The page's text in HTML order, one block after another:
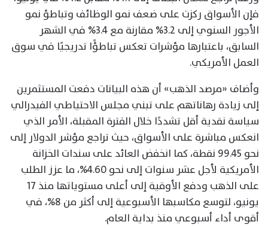
فإن الأسواق ركزت على ضعف نمو الوظائف وتباطؤ نمو
الأجور السنوي إلى 3.2% مقارنة مع 3.4% في الشهر
السابق، باعتبارها مؤشرات تعكس تباطؤًا تدريجيًا في سوق
العمل الأمريكي.
وأضاف «مرصد الذهب» أن هذه البيانات دفعت المستثمرين
إلى زيادة رهاناتهم على تبني مجلس الاحتياطي الفيدرالي
سياسة نقدية أقل تشددًا خلال الفترة المقبلة، الأمر الذي
انعكس مباشرة على الأسواق، حيث تراجع مؤشر الدولار إلى
نحو 99.45 نقطة، كما انخفض العائد على سندات الخزانة
الأمريكية لأجل عشر سنوات إلى نحو 4.60%، ما عزز الطلب
على الذهب ودفع الأوقية إلى أعلى مستوياتها منذ 17
يونيو، لتوسع مكاسبها الأسبوعية إلى أكثر من 8%، في
أقوى أداء أسبوعي منذ بداية العام.